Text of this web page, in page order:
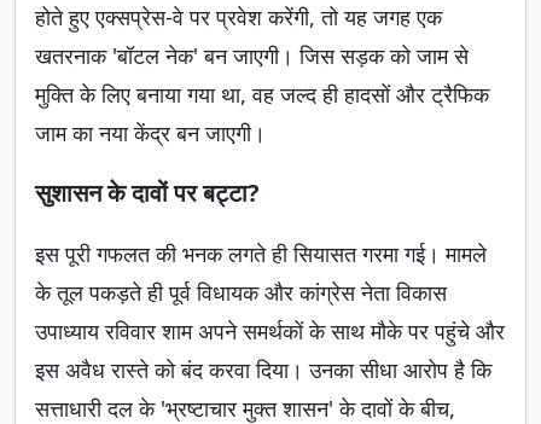
होते हुए एक्सप्रेस-वे पर प्रवेश करेंगी, तो यह जगह एक
खतरनाक 'बॉटल नेक' बन जाएगी। जिस सड़क को जाम से
मुक्ति के लिए बनाया गया था, वह जल्द ही हादसों और ट्रैफिक
जाम का नया केंद्र बन जाएगी।
सुशासन के दावों पर बट्टा?
इस पूरी गफलत की भनक लगते ही सियासत गरमा गई। मामले
के तूल पकड़ते ही पूर्व विधायक और कांग्रेस नेता विकास
उपाध्याय रविवार शाम अपने समर्थकों के साथ मौके पर पहुंचे और
इस अवैध रास्ते को बंद करवा दिया। उनका सीधा आरोप है कि
सत्ताधारी दल के 'भ्रष्टाचार मुक्त शासन' के दावों के बीच,